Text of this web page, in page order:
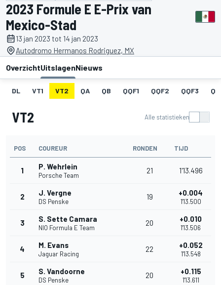
2023 Formule E E-Prix van
Mexico-Stad
13 jan 2023 tot 14 jan 2023
Autodromo Hermanos Rodriguez, MX
OverzichtUitslagenNieuws
DL VT1 VT2 QA QB QQF1 QQF2 QQF3
VT2 Alle statistieken
POS COUREUR RONDEN TIJD
1 P. Wehrlein
Porsche Team
21 1'13.496
2 J. Vergne
DS Penske
19 +0.004
1'13.500
3 S. Sette Camara
NIO Formula E Team
20 +0.010
1'13.506
4 M. Evans
Jaguar Racing
22 +0.052
1'13.548
5 S. Vandoorne
DS Penske
20 +0.115
1'13.611